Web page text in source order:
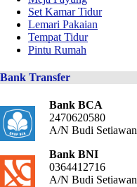
Set Kamar Tidur
Lemari Pakaian
Tempat Tidur
Pintu Rumah
Bank Transfer
Bank BCA
2470620580
A/N Budi Setiawan
Bank BNI
0364412716
A/N Budi Setiawan